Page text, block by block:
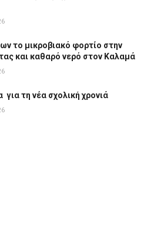
το μικροβιακό φορτίο στην
και καθαρό νερό στον Καλαμά
για τη νέα σχολική χρονιά